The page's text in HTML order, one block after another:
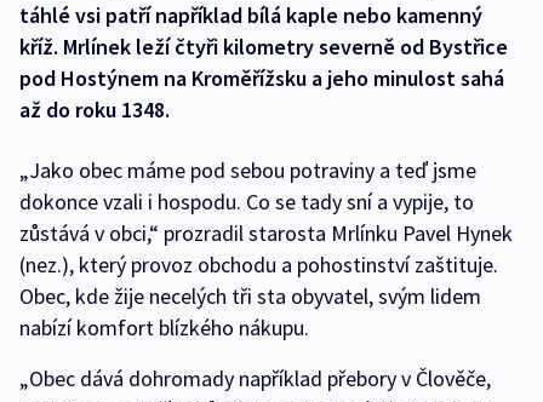
táhlé vsi patří například bílá kaple nebo kamenný
kříž. Mrlínek leží čtyři kilometry severně od Bystřice
pod Hostýnem na Kroměřížsku a jeho minulost sahá
až do roku 1348.
„Jako obec máme pod sebou potraviny a teď jsme
dokonce vzali i hospodu. Co se tady sní a vypije, to
zůstává v obci,“ prozradil starosta Mrlínku Pavel Hynek
(nez.), který provoz obchodu a pohostinství zaštituje.
Obec, kde žije necelých tři sta obyvatel, svým lidem
nabízí komfort blízkého nákupu.
„Obec dává dohromady například přebory v Člověče,